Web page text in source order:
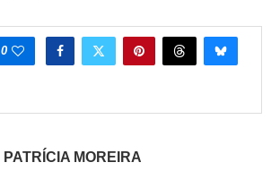
0
PATRÍCIA MOREIRA